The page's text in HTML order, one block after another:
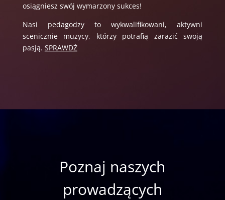
osiągniesz swój wymarzony sukces!
Nasi pedagodzy to wykwalifikowani, aktywni
scenicznie muzycy, którzy potrafią zarazić swoją
pasją. SPRAWDŹ
Poznaj naszych
prowadzących